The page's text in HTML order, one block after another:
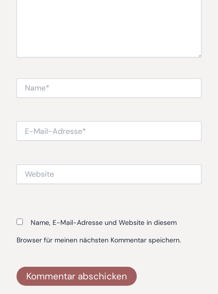
Mail-
Website
Name, E-Mail-Adresse und Website in diesem
Browser für meinen nächsten Kommentar speichern.